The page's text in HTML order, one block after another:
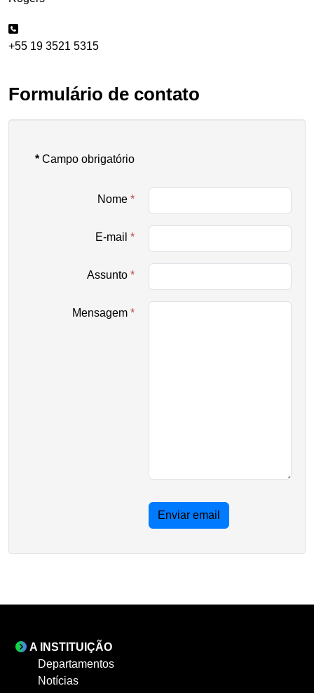
+55 19 3521 5315
Formulário de contato
* Campo obrigatório
Nome *
E-mail *
Assunto *
Mensagem *
Enviar email
A INSTITUIÇÃO
Departamentos
Notícias